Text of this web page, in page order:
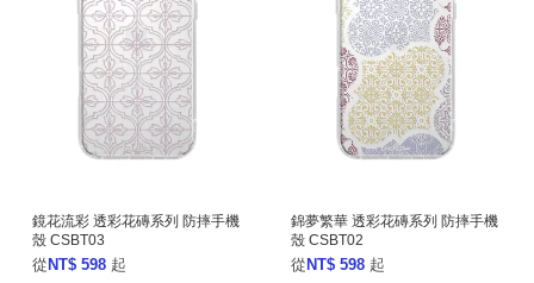
鏡花流彩 透彩花磚系列 防摔手機
殼 CSBT03
從 NT$ 598 起
錦夢繁華 透彩花磚系列 防摔手機
殼 CSBT02
從 NT$ 598 起